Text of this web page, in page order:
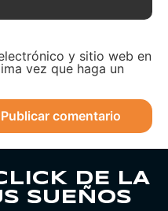
y sitio web en
vez que haga un
DE LA
SUEÑOS